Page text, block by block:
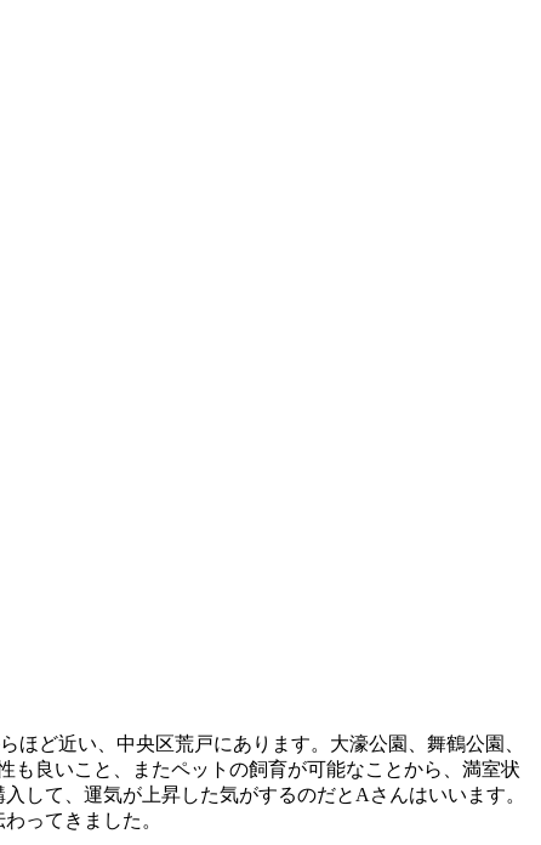
ど近い、中央区荒戸にあります。大濠公園、舞鶴公園、
も良いこと、またペットの飼育が可能なことから、満室状
して、運気が上昇した気がするのだとAさんはいいます。
ってきました。